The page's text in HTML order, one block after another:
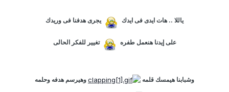
ياللا .. هات ايدى فى ايدك يجرى هدفنا فى وريدك
على إيدنا هنعمل طفره تغيير للفكر الحالى
وشبابنا هيمسك قلمه وهيرسم هدفه وحلمه